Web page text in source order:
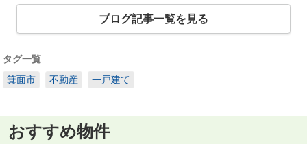
ブログ記事一覧を見る
タグ一覧
箕面市
不動産 一戸建て
おすすめ物件